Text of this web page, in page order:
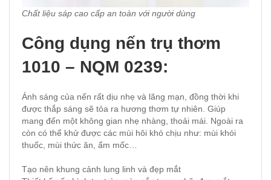
Chất liệu sáp cao cấp an toàn với người dùng
Công dụng nến trụ thơm
1010 – NQM 0239:
Ánh sáng của nến rất dịu nhẹ và lãng mạn, đồng thời khi
được thắp sáng sẽ tỏa ra hương thơm tự nhiên. Giúp
mang đến một không gian nhẹ nhàng, thoải mái. Ngoài ra
còn có thể khử được các mùi hôi khó chịu như: mùi khói
thuốc, mùi thức ăn, ẩm mốc…
Tạo nên khung cảnh lung linh và đẹp mắt